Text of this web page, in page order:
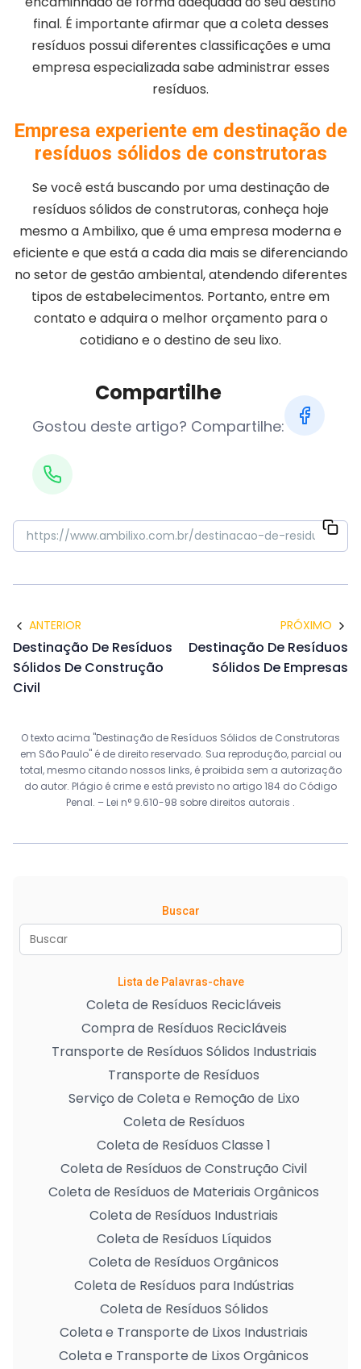
final. É importante afirmar que a coleta desses
resíduos possui diferentes classificações e uma
empresa especializada sabe administrar esses
resíduos.
Empresa experiente em destinação de
resíduos sólidos de construtoras
Se você está buscando por uma destinação de
resíduos sólidos de construtoras, conheça hoje
mesmo a Ambilixo, que é uma empresa moderna e
eficiente e que está a cada dia mais se diferenciando
no setor de gestão ambiental, atendendo diferentes
tipos de estabelecimentos. Portanto, entre em
contato e adquira o melhor orçamento para o
cotidiano e o destino de seu lixo.
Compartilhe
Gostou deste artigo? Compartilhe:
ANTERIOR
Destinação De Resíduos
Sólidos De Construção
Civil
PRÓXIMO
Destinação De Resíduos
Sólidos De Empresas
O texto acima "Destinação de Resíduos Sólidos de Construtoras
em São Paulo" é de direito reservado. Sua reprodução, parcial ou
total, mesmo citando nossos links, é proibida sem a autorização
do autor. Plágio é crime e está previsto no artigo 184 do Código
Penal. – Lei n° 9.610-98 sobre direitos autorais .
Buscar
Lista de Palavras-chave
Coleta de Resíduos Recicláveis
Compra de Resíduos Recicláveis
Transporte de Resíduos Sólidos Industriais
Transporte de Resíduos
Serviço de Coleta e Remoção de Lixo
Coleta de Resíduos
Coleta de Resíduos Classe 1
Coleta de Resíduos de Construção Civil
Coleta de Resíduos de Materiais Orgânicos
Coleta de Resíduos Industriais
Coleta de Resíduos Líquidos
Coleta de Resíduos Orgânicos
Coleta de Resíduos para Indústrias
Coleta de Resíduos Sólidos
Coleta e Transporte de Lixos Industriais
Coleta e Transporte de Lixos Orgânicos